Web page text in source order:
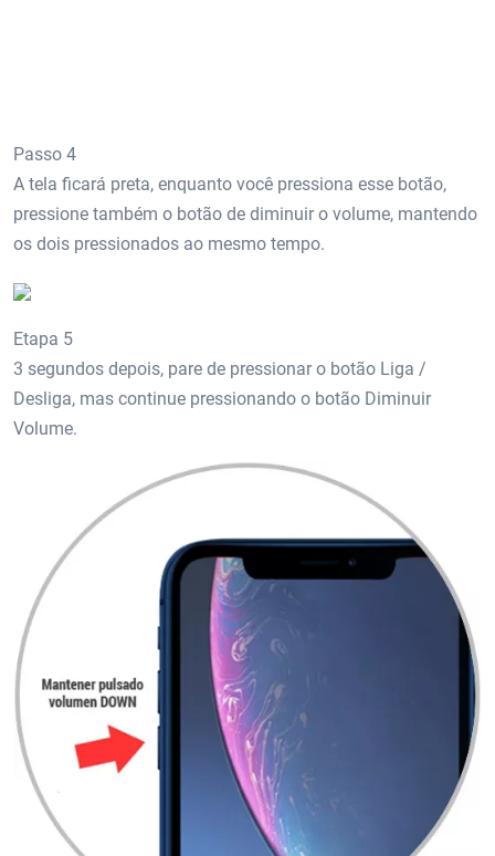
Passo 4
A tela ficará preta, enquanto você pressiona esse botão,
pressione também o botão de diminuir o volume, mantendo
os dois pressionados ao mesmo tempo.
Etapa 5
3 segundos depois, pare de pressionar o botão Liga /
Desliga, mas continue pressionando o botão Diminuir
Volume.